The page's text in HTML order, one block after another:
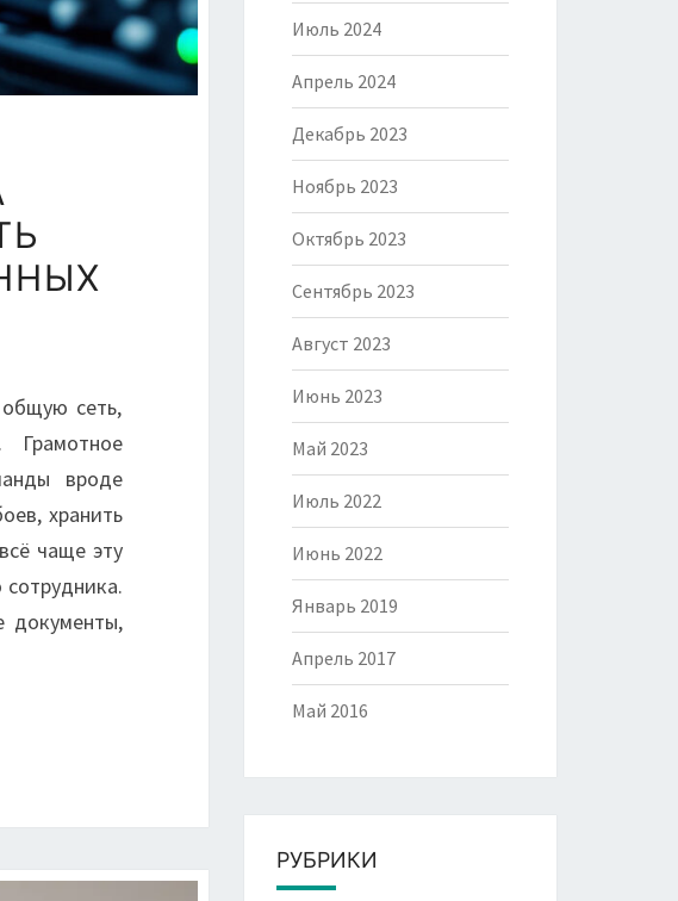
сеть,
вроде
хранить
чаще эту
документы,
Июль 2024
Апрель 2024
Декабрь 2023
Ноябрь 2023
Октябрь 2023
Сентябрь 2023
Август 2023
Июнь 2023
Май 2023
Июль 2022
Июнь 2022
Январь 2019
Апрель 2017
Май 2016
РУБРИКИ